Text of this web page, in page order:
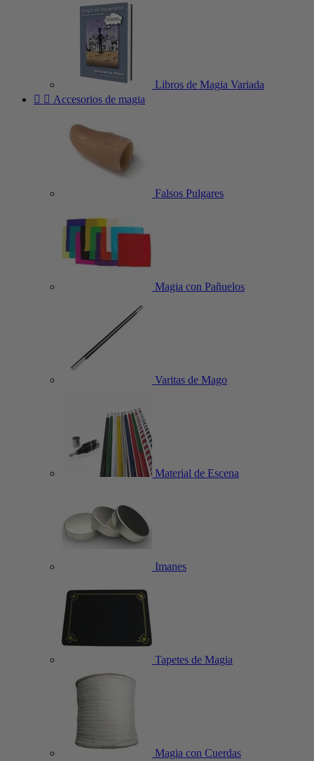
Libros de Magia Variada
  Accesorios de magia
Falsos Pulgares
Magia con Pañuelos
Varitas de Mago
Material de Escena
Imanes
Tapetes de Magia
Magia con Cuerdas